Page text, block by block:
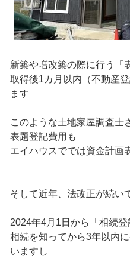
新築や増改築の際に行う「
取得後1カ月以内（不動産
ます
このような土地家屋調査士
表題登記費用も
エイハウスででは資金計画
そして近年、法改正が続い
2024年4月1日から「相続
相続を知ってから3年以内
いますし